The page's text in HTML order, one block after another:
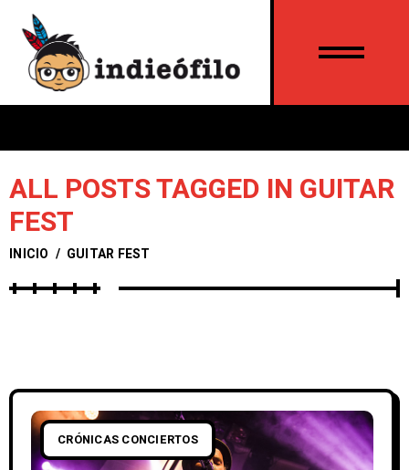
ALL POSTS TAGGED IN GUITAR
FEST
INICIO / GUITAR FEST
CRÓNICAS CONCIERTOS